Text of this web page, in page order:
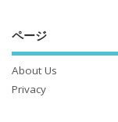
ページ
About Us
Privacy